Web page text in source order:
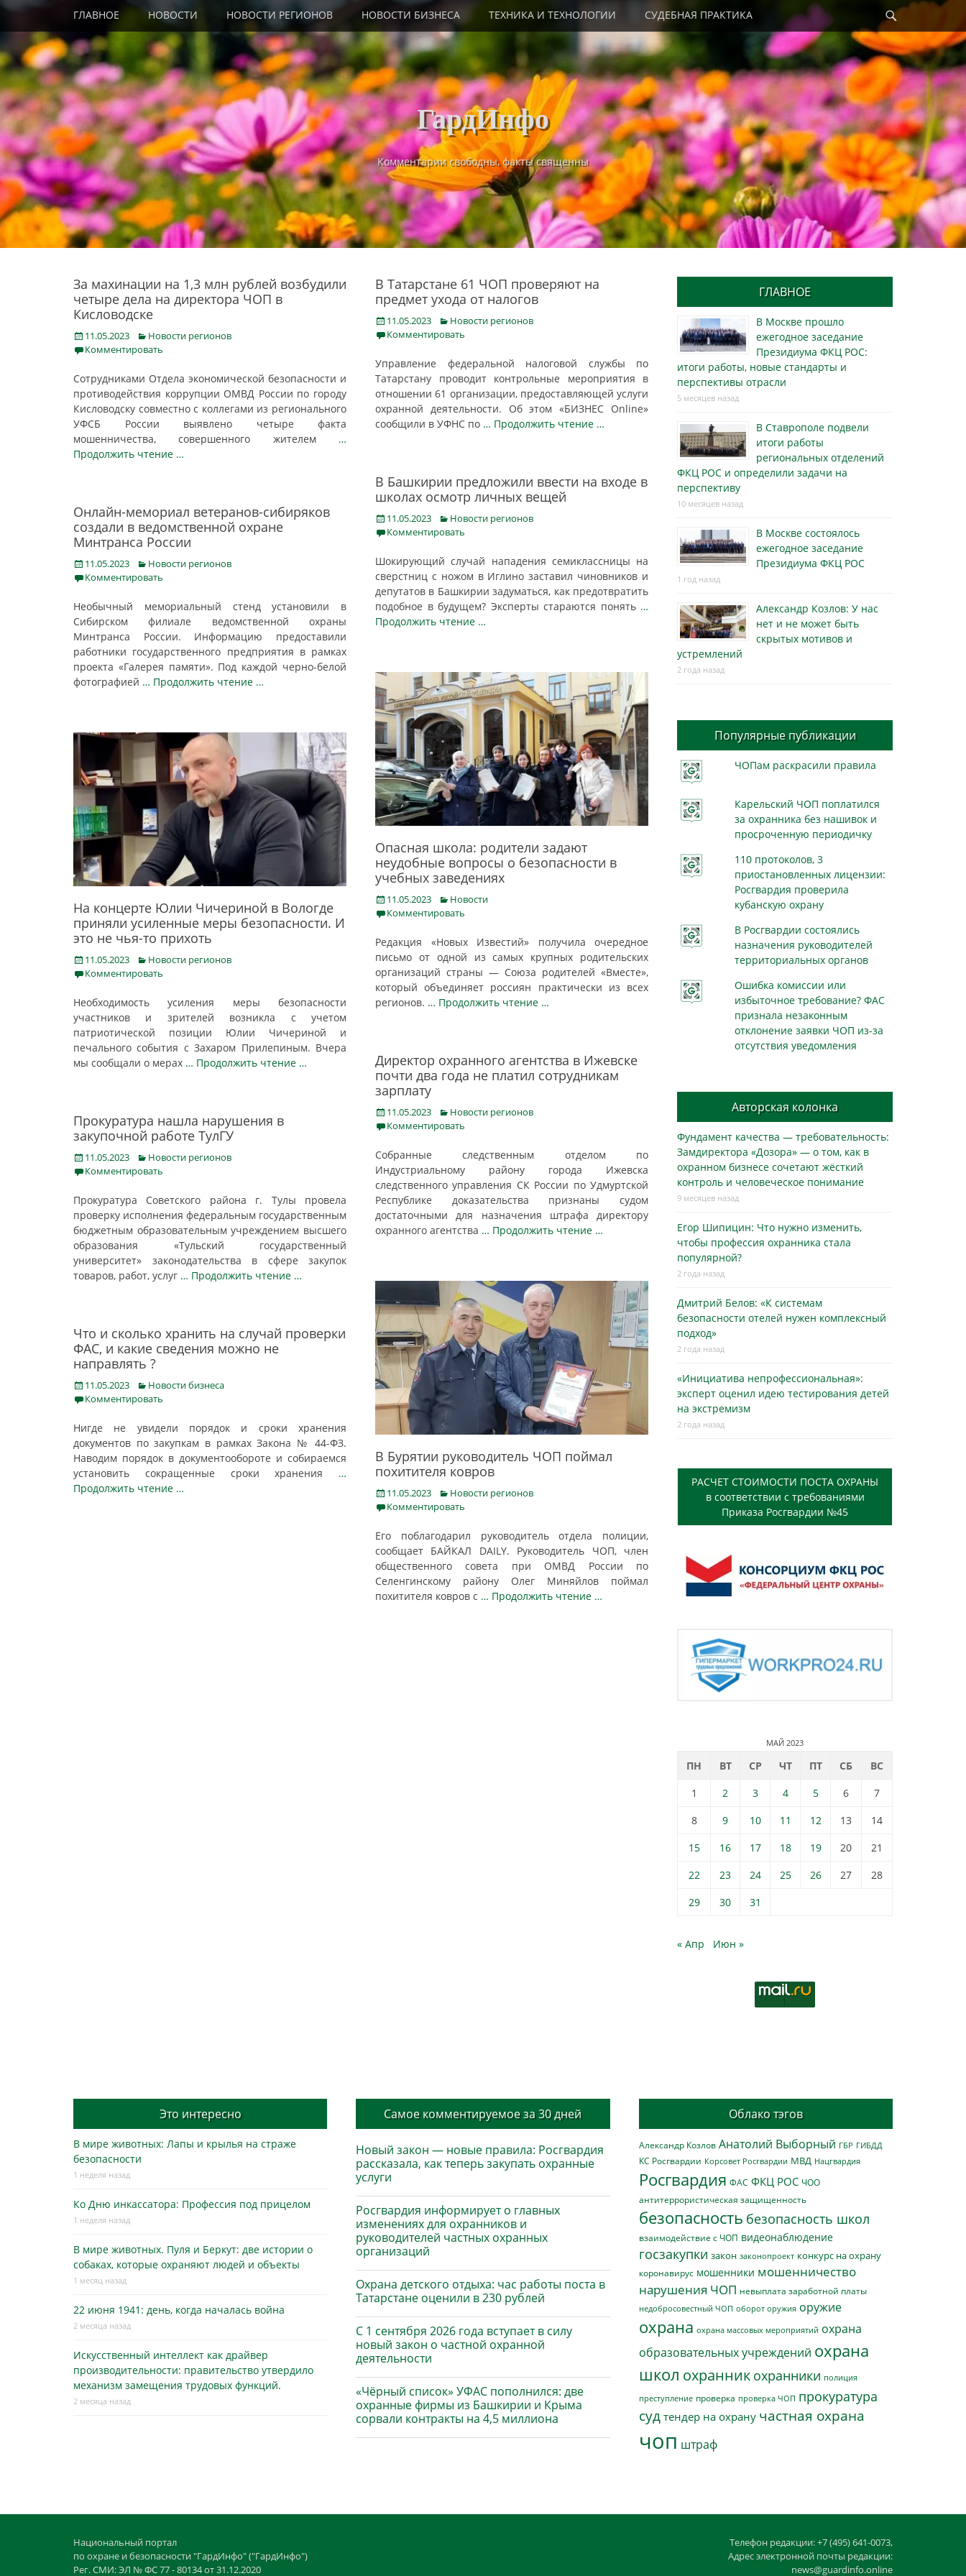
content
Primary Menu
ГЛАВНОЕ НОВОСТИ НОВОСТИ РЕГИОНОВ НОВОСТИ БИЗНЕСА ТЕХНИКА И ТЕХНОЛОГИИ СУДЕБНАЯ ПРАКТИКА
Найти
ГардИнфо
Комментарии свободны, факты священны
За махинации на 1,3 млн рублей возбудили
четыре дела на директора ЧОП в
Кисловодске
Posted
on
11.05.2023 Categories
Новости регионов
Комментировать
Сотрудниками Отдела экономической безопасности и
противодействия коррупции ОМВД России по городу
Кисловодску совместно с коллегами из регионального
УФСБ России выявлено четыре факта
мошенничества, совершенного жителем …
Продолжить чтение …
В Татарстане 61 ЧОП проверяют на
предмет ухода от налогов
Posted
on
11.05.2023 Categories
Новости регионов
Комментировать
Управление федеральной налоговой службы по
Татарстану проводит контрольные мероприятия в
отношении 61 организации, предоставляющей услуги
охранной деятельности. Об этом «БИЗНЕС Online»
сообщили в УФНС по … Продолжить чтение …
В Башкирии предложили ввести на входе в
школах осмотр личных вещей
Posted
on
11.05.2023 Categories
Новости регионов
Комментировать
Шокирующий случай нападения семиклассницы на
сверстниц с ножом в Иглино заставил чиновников и
депутатов в Башкирии задуматься, как предотвратить
подобное в будущем? Эксперты стараются понять …
Продолжить чтение …
Онлайн-мемориал ветеранов-сибиряков
создали в ведомственной охране
Минтранса России
Posted
on
11.05.2023 Categories
Новости регионов
Комментировать
Необычный мемориальный стенд установили в
Сибирском филиале ведомственной охраны
Минтранса России. Информацию предоставили
работники государственного предприятия в рамках
проекта «Галерея памяти». Под каждой черно-белой
фотографией … Продолжить чтение …
Опасная школа: родители задают
неудобные вопросы о безопасности в
учебных заведениях
Posted
on
11.05.2023 Categories
Новости
Комментировать
Редакция «Новых Известий» получила очередное
письмо от одной из самых крупных родительских
организаций страны — Союза родителей «Вместе»,
который объединяет россиян практически из всех
регионов. … Продолжить чтение …
На концерте Юлии Чичериной в Вологде
приняли усиленные меры безопасности. И
это не чья-то прихоть
Posted
on
11.05.2023 Categories
Новости регионов
Комментировать
Необходимость усиления меры безопасности
участников и зрителей возникла с учетом
патриотической позиции Юлии Чичериной и
печального события с Захаром Прилепиным. Вчера
мы сообщали о мерах … Продолжить чтение …
Директор охранного агентства в Ижевске
почти два года не платил сотрудникам
зарплату
Posted
on
11.05.2023 Categories
Новости регионов
Комментировать
Собранные следственным отделом по
Индустриальному району города Ижевска
следственного управления СК России по Удмуртской
Республике доказательства признаны судом
достаточными для назначения штрафа директору
охранного агентства … Продолжить чтение …
Прокуратура нашла нарушения в
закупочной работе ТулГУ
Posted
on
11.05.2023 Categories
Новости регионов
Комментировать
Прокуратура Советского района г. Тулы провела
проверку исполнения федеральным государственным
бюджетным образовательным учреждением высшего
образования «Тульский государственный
университет» законодательства в сфере закупок
товаров, работ, услуг … Продолжить чтение …
В Бурятии руководитель ЧОП поймал
похитителя ковров
Posted
on
11.05.2023 Categories
Новости регионов
Комментировать
Его поблагодарил руководитель отдела полиции,
сообщает БАЙКАЛ DAILY. Руководитель ЧОП, член
общественного совета при ОМВД России по
Селенгинскому району Олег Миняйлов поймал
похитителя ковров с … Продолжить чтение …
Что и сколько хранить на случай проверки
ФАС, и какие сведения можно не
направлять ?
Posted
on
11.05.2023 Categories
Новости бизнеса
Комментировать
Нигде не увидели порядок и сроки хранения
документов по закупкам в рамках Закона № 44-ФЗ.
Наводим порядок в документообороте и собираемся
установить сокращенные сроки хранения …
Продолжить чтение …
ГЛАВНОЕ
В Москве прошло
ежегодное заседание
Президиума ФКЦ РОС:
итоги работы, новые стандарты и
перспективы отрасли
5 месяцев назад
В Ставрополе подвели
итоги работы
региональных отделений
ФКЦ РОС и определили задачи на
перспективу
10 месяцев назад
В Москве состоялось
ежегодное заседание
Президиума ФКЦ РОС
1 год назад
Александр Козлов: У нас
нет и не может быть
скрытых мотивов и
устремлений
2 года назад
Популярные публикации
ЧОПам раскрасили правила
Карельский ЧОП поплатился
за охранника без нашивок и
просроченную периодичку
110 протоколов, 3
приостановленных лицензии:
Росгвардия проверила
кубанскую охрану
В Росгвардии состоялись
назначения руководителей
территориальных органов
Ошибка комиссии или
избыточное требование? ФАС
признала незаконным
отклонение заявки ЧОП из-за
отсутствия уведомления
Авторская колонка
Фундамент качества — требовательность:
Замдиректора «Дозора» — о том, как в
охранном бизнесe сочетают жёсткий
контроль и человеческое понимание
9 месяцев назад
Егор Шипицин: Что нужно изменить,
чтобы профессия охранника стала
популярной?
2 года назад
Дмитрий Белов: «К системам
безопасности отелей нужен комплексный
подход»
2 года назад
«Инициатива непрофессиональная»:
эксперт оценил идею тестирования детей
на экстремизм
2 года назад
РАСЧЕТ СТОИМОСТИ ПОСТА ОХРАНЫ
в соответствии с требованиями
Приказа Росгвардии №45
МАЙ 2023
ПН ВТ СР ЧТ ПТ СБ
ВС
1
2 3 4 5 6
7
8
9 10 11 12 13
14
15
16 17 18 19 20
21
22
23 24 25 26 27
28
29
30 31
« Апр Июн »
Это интересно
В мире животных: Лапы и крылья на страже
безопасности
1 неделя назад
Ко Дню инкассатора: Профессия под прицелом
1 неделя назад
В мире животных. Пуля и Беркут: две истории о
собаках, которые охраняют людей и объекты
1 месяц назад
22 июня 1941: день, когда началась война
2 месяца назад
Искусственный интеллект как драйвер
производительности: правительство утвердило
механизм замещения трудовых функций.
2 месяца назад
Самое комментируемое за 30 дней
Новый закон — новые правила: Росгвардия
рассказала, как теперь закупать охранные
услуги
Росгвардия информирует о главных
изменениях для охранников и
руководителей частных охранных
организаций
Охрана детского отдыха: час работы поста в
Татарстане оценили в 230 рублей
С 1 сентября 2026 года вступает в силу
новый закон о частной охранной
деятельности
«Чёрный список» УФАС пополнился: две
охранные фирмы из Башкирии и Крыма
сорвали контракты на 4,5 миллиона
Облако тэгов
Александр Козлов Анатолий Выборный ГБР ГИБДД
КС Росгвардии Корсовет Росгвардии МВД Нацгвардия
Росгвардия ФАС ФКЦ РОС ЧОО
антитеррористическая защищенность
безопасность безопасность школ
взаимодействие с ЧОП видеонаблюдение
госзакупки закон законопроект конкурс на охрану
коронавирус мошенники мошенничество
нарушения ЧОП невыплата заработной платы
недобросовестный ЧОП оборот оружия оружие
охрана охрана массовых мероприятий охрана
образовательных учреждений охрана
школ охранник охранники полиция
преступление проверка проверка ЧОП прокуратура
суд тендер на охрану частная охрана
чоп штраф
Национальный портал
по охране и безопасности "ГардИнфо" ("ГардИнфо")
Рег. СМИ: ЭЛ № ФС 77 - 80134 от 31.12.2020
Телефон редакции: +7 (495) 641-0073,
Адрес электронной почты редакции:
news@guardinfo.online